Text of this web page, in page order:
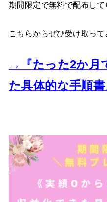
期間限定で無料で配布し
こちらからぜひ受け取って
→『たった2か月
た具体的な手順